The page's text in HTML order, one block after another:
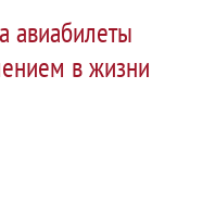
авиабилеты
в жизни